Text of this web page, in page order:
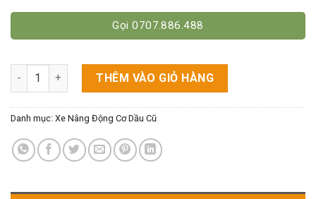
Gọi 0707.886.488
Xe Nâng Dầu Komatsu 3 Tấn Cao 4.5m Chui Container số
THÊM VÀO GIỎ HÀNG
Danh mục: Xe Nâng Động Cơ Dầu Cũ